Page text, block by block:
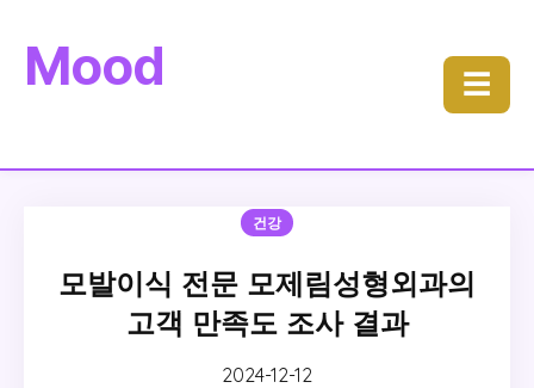
Mood ☰
건강
모발이식 전문 모제림성형외과의
고객 만족도 조사 결과
2024-12-12